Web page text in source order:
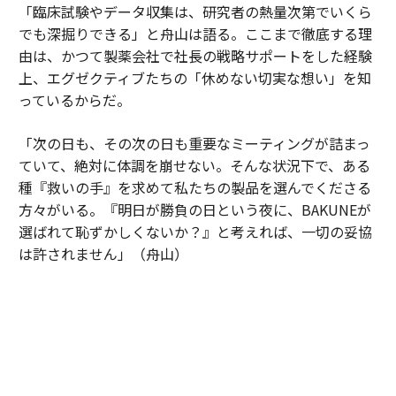
「臨床試験やデータ収集は、研究者の熱量次第でいくら
でも深掘りできる」と舟山は語る。ここまで徹底する理
由は、かつて製薬会社で社長の戦略サポートをした経験
上、エグゼクティブたちの「休めない切実な想い」を知
っているからだ。
「次の日も、その次の日も重要なミーティングが詰まっ
ていて、絶対に体調を崩せない。そんな状況下で、ある
種『救いの手』を求めて私たちの製品を選んでくださる
方々がいる。『明日が勝負の日という夜に、BAKUNEが
選ばれて恥ずかしくないか？』と考えれば、一切の妥協
は許されません」（舟山）